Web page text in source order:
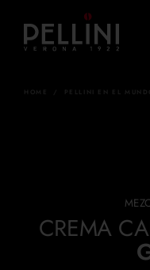
content
HOME PELLINI EN EL
CREMA